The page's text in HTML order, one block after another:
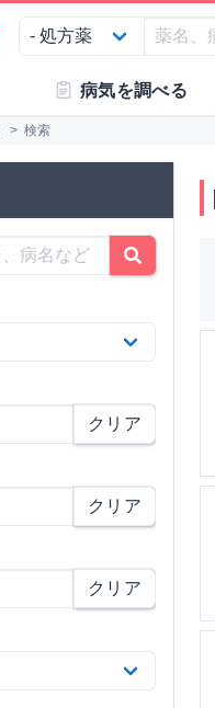
病気を調べる
> 検索
クリア
クリア
クリア